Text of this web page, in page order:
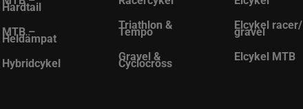
Hardtail
MTB –
Heldämpat
Hybridcykel
Triathlon &
Tempo
Gravel &
Cyclocross
Elcykel racer/
gravel
Elcykel MTB